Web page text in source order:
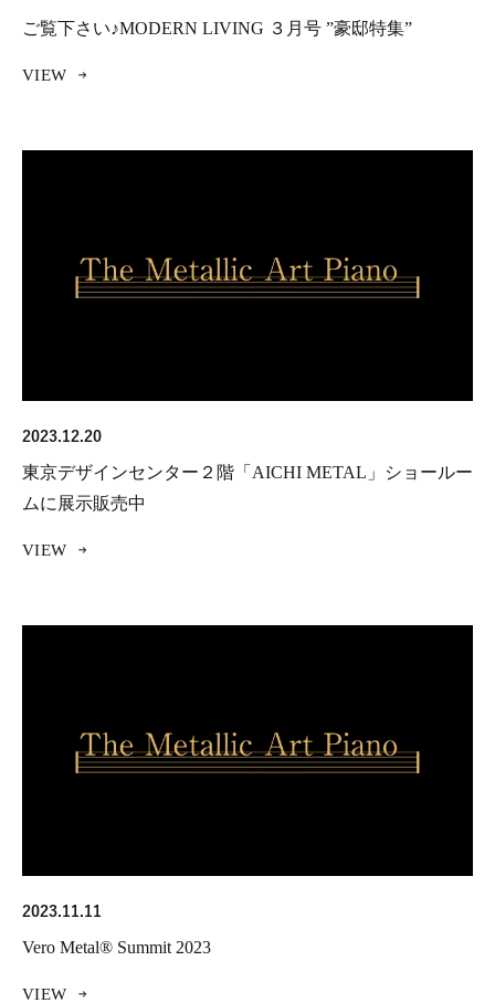
ご覧下さい♪MODERN LIVING ３月号 ”豪邸特集”
VIEW
2023.12.20
東京デザインセンター２階「AICHI METAL」ショールー
ムに展示販売中
VIEW
2023.11.11
Vero Metal® Summit 2023
VIEW